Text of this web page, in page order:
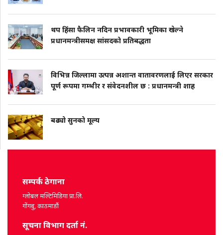
थप हिंसा फैलिन नदिन प्रभावकारी भूमिका खेल्ने
प्रधानमन्त्रीसमक्ष सांसदको प्रतिबद्धता
विभिन्न जिल्लामा उत्पन्न अशान्त वातावरणलाई लिएर सरकार
पूर्ण रूपमा गम्भीर र संवेदनशील छ : प्रधानमन्त्री शाह
बढ्यो सुनको मूल्य
सम्पर्क ठेगाना
ग्लोबल मल्टिमिडिया प्रा.लि.
गोंगबु, काठमाडौं
सूचना विभाग दर्ता नं.